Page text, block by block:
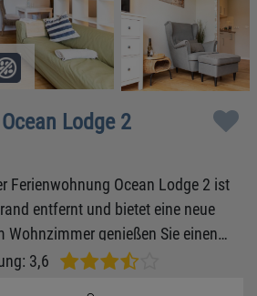
Lodge 2
Ferienwohnung Ocean Lodge 2 ist
entfernt und bietet eine neue
Wohnzimmer genießen Sie einen
3,6